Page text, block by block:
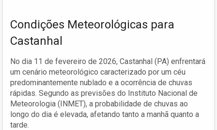
Condições Meteorológicas para
Castanhal
No dia 11 de fevereiro de 2026, Castanhal (PA) enfrentará
um cenário meteorológico caracterizado por um céu
predominantemente nublado e a ocorrência de chuvas
rápidas. Segundo as previsões do Instituto Nacional de
Meteorologia (INMET), a probabilidade de chuvas ao
longo do dia é elevada, afetando tanto a manhã quanto a
tarde.